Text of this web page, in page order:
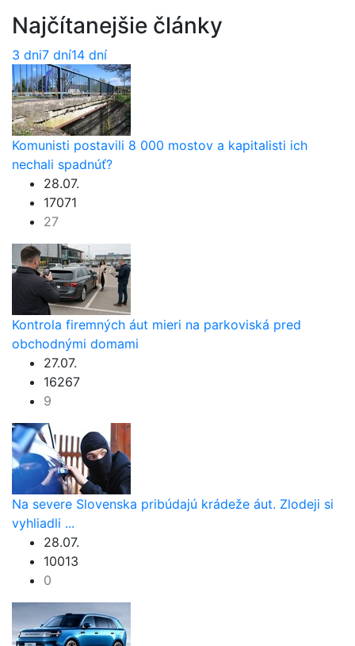
Najčítanejšie články
3 dni7 dní14 dní
Komunisti postavili 8 000 mostov a kapitalisti ich
nechali spadnúť?
28.07.
17071
27
Kontrola firemných áut mieri na parkoviská pred
obchodnými domami
27.07.
16267
9
Na severe Slovenska pribúdajú krádeže áut. Zlodeji si
vyhliadli ...
28.07.
10013
0